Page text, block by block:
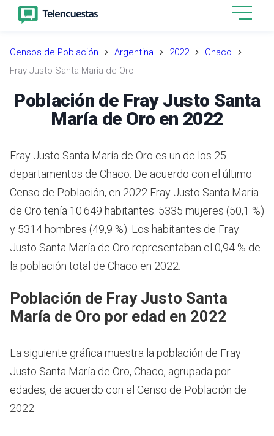
Censos de Población Argentina 2022
Chaco
Fray Justo Santa María de Oro
Población de Fray Justo Santa
María de Oro en 2022
Fray Justo Santa María de Oro es un de los 25
departamentos de Chaco. De acuerdo con el último
Censo de Población, en 2022 Fray Justo Santa María
de Oro tenía 10.649 habitantes: 5335 mujeres (50,1 %)
y 5314 hombres (49,9 %). Los habitantes de Fray
Justo Santa María de Oro representaban el 0,94 % de
la población total de Chaco en 2022.
Población de Fray Justo Santa
María de Oro por edad en 2022
La siguiente gráfica muestra la población de Fray
Justo Santa María de Oro, Chaco, agrupada por
edades, de acuerdo con el Censo de Población de
2022.